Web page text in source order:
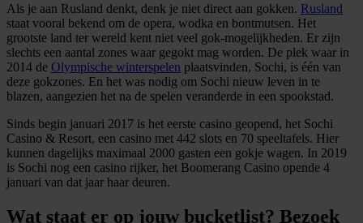
Als je aan Rusland denkt, denk je niet direct aan gokken. Rusland
staat vooral bekend om de opera, wodka en bontmutsen. Het
grootste land ter wereld kent niet veel gok-mogelijkheden. Er zijn
slechts een aantal zones waar gegokt mag worden. De plek waar in
2014 de Olympische winterspelen plaatsvinden, Sochi, is één van
deze gokzones. En het was nodig om Sochi nieuw leven in te
blazen, aangezien het na de spelen veranderde in een spookstad.
Sinds begin januari 2017 is het eerste casino geopend, het Sochi
Casino & Resort, een casino met 442 slots en 70 speeltafels. Hier
kunnen dagelijks maximaal 2000 gasten een gokje wagen. In 2019
is Sochi nog een casino rijker, het Boomerang Casino opende 4
januari van dat jaar haar deuren.
Wat staat er op jouw bucketlist? Bezoek